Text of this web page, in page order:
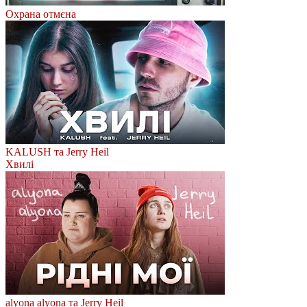
Охрана отмєна
KALUSH та Jerry Heil
Хвилі
alyona alyona та Jerry Heil